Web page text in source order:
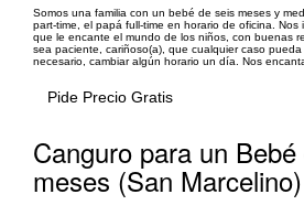
Somos una familia con un bebé de seis meses y
part-time, el papá full-time en horario de oficina. Nos
que le encante el mundo de los niños, con buenas
sea paciente, cariñoso(a), que cualquier caso
necesario, cambiar algún horario un día. Nos
Pide Precio Gratis
Canguro para un
meses (San Marcelino)